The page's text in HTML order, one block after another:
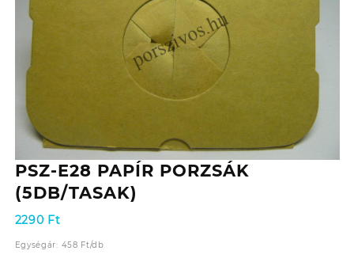
PSZ-E28 PAPÍR PORZSÁK
(5DB/TASAK)
2290 Ft
Egységár: 458 Ft/db